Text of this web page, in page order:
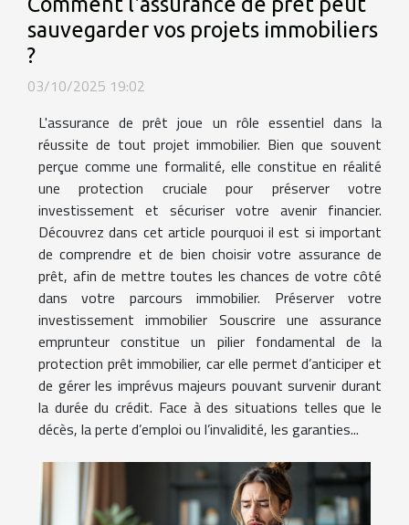
sauvegarder vos projets immobiliers
?
03/10/2025 19:02
L'assurance de prêt joue un rôle essentiel dans la
réussite de tout projet immobilier. Bien que souvent
perçue comme une formalité, elle constitue en réalité
une protection cruciale pour préserver votre
investissement et sécuriser votre avenir financier.
Découvrez dans cet article pourquoi il est si important
de comprendre et de bien choisir votre assurance de
prêt, afin de mettre toutes les chances de votre côté
dans votre parcours immobilier. Préserver votre
investissement immobilier Souscrire une assurance
emprunteur constitue un pilier fondamental de la
protection prêt immobilier, car elle permet d’anticiper et
de gérer les imprévus majeurs pouvant survenir durant
la durée du crédit. Face à des situations telles que le
décès, la perte d’emploi ou l’invalidité, les garanties...